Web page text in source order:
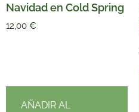
Navidad en Cold Spring
12,00 €
AÑADIR AL